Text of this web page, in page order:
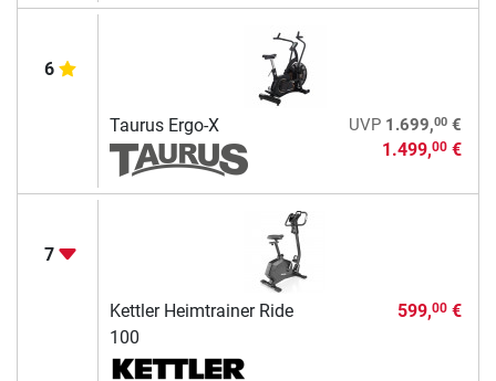
6
Taurus Ergo-X UVP 1.699,00€
1.499,00€
7
Kettler Heimtrainer Ride
100
599,00€